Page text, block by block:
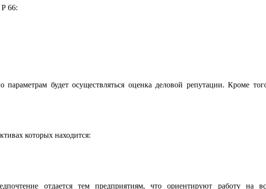
66:
будет осуществляться оценка деловой репутации. Кроме
которых находится:
отдается тем предприятиям, что ориентируют работу на